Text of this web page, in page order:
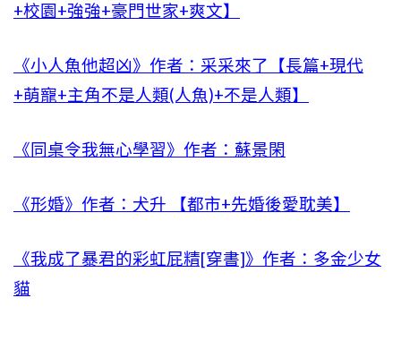
+校園+強強+豪門世家+爽文】
《小人魚他超凶》作者：采采來了【長篇+現代
+萌寵+主角不是人類(人魚)+不是人類】
《同桌令我無心學習》作者：蘇景閑
《形婚》作者：犬升 【都市+先婚後愛耽美】
《我成了暴君的彩虹屁精[穿書]》作者：多金少女
貓